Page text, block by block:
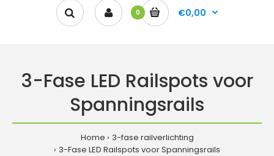
0 €0,00
3-Fase LED Railspots voor
Spanningsrails
Home
3-fase railverlichting
3-Fase LED Railspots voor Spanningsrails